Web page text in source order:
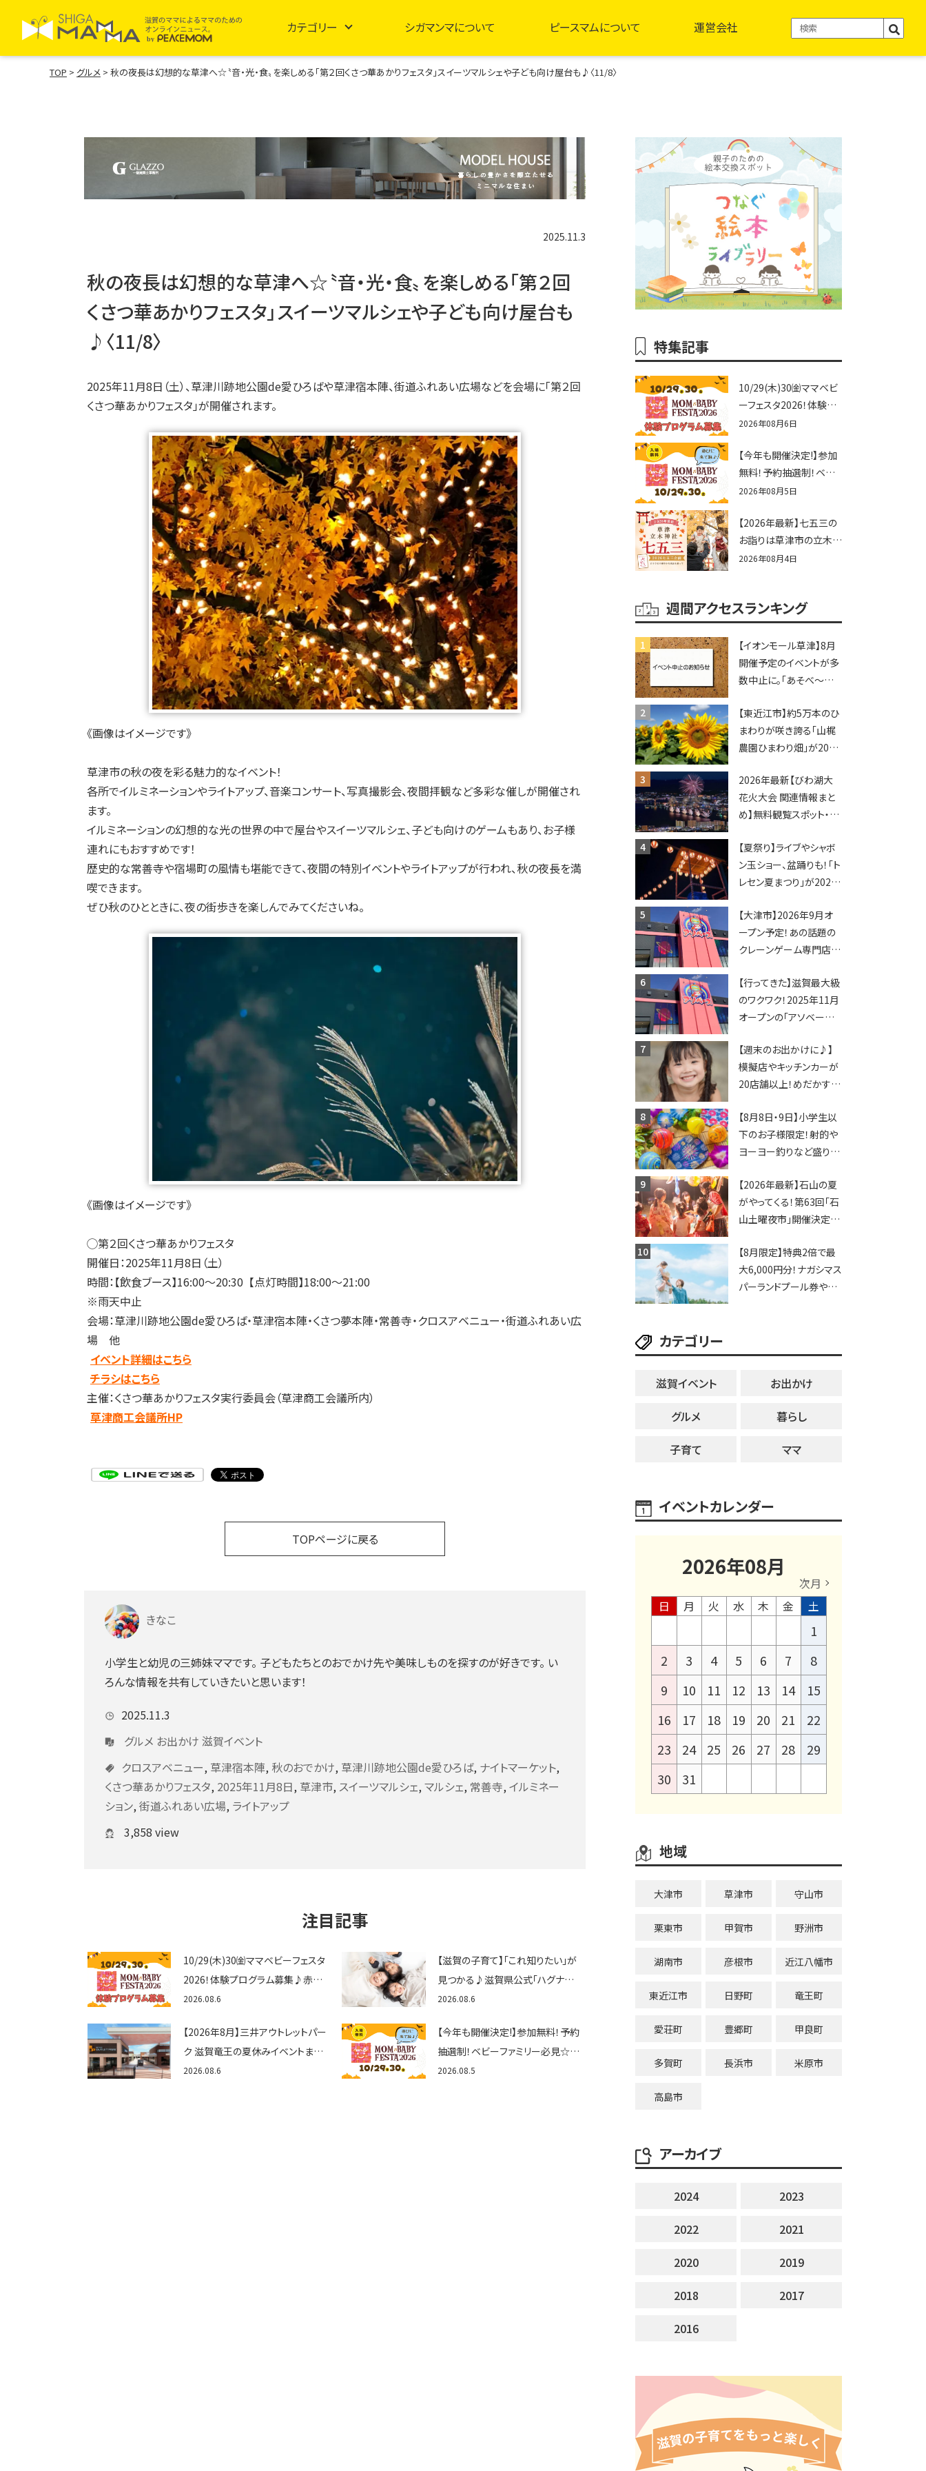
カテゴリー シガマンマについて ピースマムについて 運営会社
TOP > グルメ > 秋の夜長は幻想的な草津へ☆〝音・光・食〟を楽しめる「第２回くさつ華あかりフェスタ」スイーツマルシェや子ども向け屋台も♪〈11/8〉
2025.11.3
秋の夜長は幻想的な草津へ☆〝音・光・食〟を楽しめる「第２回
くさつ華あかりフェスタ」スイーツマルシェや子ども向け屋台も
♪〈11/8〉
2025年11月8日（土）、草津川跡地公園de愛ひろばや草津宿本陣、街道ふれあい広場などを会場に「第２回
くさつ華あかりフェスタ」が開催されます。
《画像はイメージです》
草津市の秋の夜を彩る魅力的なイベント！
各所でイルミネーションやライトアップ、音楽コンサート、写真撮影会、夜間拝観など多彩な催しが開催され
ます。
イルミネーションの幻想的な光の世界の中で屋台やスイーツマルシェ、子ども向けのゲームもあり、お子様
連れにもおすすめです！
歴史的な常善寺や宿場町の風情も堪能できて、夜間の特別イベントやライトアップが行われ、秋の夜長を満
喫できます。
ぜひ秋のひとときに、夜の街歩きを楽しんでみてくださいね。
《画像はイメージです》
◯第２回くさつ華あかりフェスタ
開催日：2025年11月8日（土）
時間：【飲食ブース】16:00〜20:30 【点灯時間】18:00〜21:00
※雨天中止
会場：草津川跡地公園de愛ひろば・草津宿本陣・くさつ夢本陣・常善寺・クロスアベニュー・街道ふれあい広
場 他
イベント詳細はこちら
チラシはこちら
主催：くさつ華あかりフェスタ実行委員会（草津商工会議所内）
草津商工会議所HP
TOPページに戻る
きなこ
小学生と幼児の三姉妹ママです。 子どもたちとのおでかけ先や美味しものを探すのが好きです。 い
ろんな情報を共有していきたいと思います！
2025.11.3
グルメ お出かけ 滋賀イベント
クロスアベニュー, 草津宿本陣, 秋のおでかけ, 草津川跡地公園de愛ひろば, ナイトマーケット,
くさつ華あかりフェスタ, 2025年11月8日, 草津市, スイーツマルシェ, マルシェ, 常善寺, イルミネー
ション, 街道ふれあい広場, ライトアップ
3,858 view
注目記事
10/29(木)30㈮ママベビーフェスタ
2026！体験プログラム募集♪赤ち
ゃん向けイベントに出演しません
2026.08.6
【滋賀の子育て】「これ知りたい」が
見つかる♪滋賀県公式「ハグナビ
しが」使ってる？おでかけ・制度・子
2026.08.6
【2026年8月】三井アウトレットパー
ク 滋賀竜王の夏休みイベントまと
め！びしょぬれ水あそび・激辛グル
2026.08.6
【今年も開催決定!】参加無料！予約
抽選制！ベビーファミリー必見☆入
場無料☆10/29(木)30(金)ママベ
2026.08.5
特集記事
10/29(木)30㈮ママベビ
ーフェスタ2026！体験プ
ログラム募集♪赤ちゃん
せんか？
2026年08月6日
【今年も開催決定!】参加
無料！予約抽選制！ベビ
ーファミリー必見☆入場
ママベビーフェスタ
2026！親子で楽しもう
♪inピエリ守山
2026年08月5日
【2026年最新】七五三の
お詣りは草津市の立木神
社へ♪七五三お祝い企
2026年08月4日
週間アクセスランキング
【イオンモール草津】8月
開催予定のイベントが多
数中止に。「あそべ〜る
ショーなど
【東近江市】約5万本のひ
まわりが咲き誇る「山梶
農園ひまわり畑」が2026
ポットやキッチンカーも
登場！何度も入園できる
フリーパスも販売★
2026年最新【びわ湖大
花火大会 関連情報まと
め】無料観覧スポット・同
ップ・交通規制に近隣施
設の駐車場情報なども
要チェック★
【夏祭り】ライブやシャボ
ン玉ショー、盆踊りも！「ト
レセン夏まつり」が2026
【大津市】2026年9月オ
ープン予定！あの話題の
クレーンゲーム専門店
ってくる！豊郷店に続く滋
賀2店舗目★
【行ってきた】滋賀最大級
のワクワク！2025年11月
オープンの「アソベース
レーンゲームで青果や日
用品までゲットできる新
スポット！
【週末のお出かけに♪】
模擬店やキッチンカーが
20店舗以上！めだかすく
ソングライターによるライ
ブなど。【和邇ふれあい夏
祭り】
【8月8日・9日】小学生以
下のお子様限定！射的や
ヨーヨー釣りなど盛りだ
ちびっこ縁日開催♪【モリ
ーブ】
【2026年最新】石山の夏
がやってくる！第63回「石
山土曜夜市」開催決定！
ージが勢揃い【7月18日・
25日・8月1日】大津市
【8月限定】特典2倍で最
大6,000円分！ナガシマス
パーランドプール券や人
カテゴリー
滋賀イベント
お出かけ
グルメ
暮らし
子育て
ママ
イベントカレンダー
2026年08月
次月
日
月 火 水 木 金 土
1
2
3 4 5 6 7
8
9
10 11 12 13 14
15
16
17 18 19 20 21
22
23
24 25 26 27 28
29
30
31
地域
大津市 草津市 守山市
栗東市 甲賀市 野洲市
湖南市 彦根市 近江八幡市
東近江市 日野町 竜王町
愛荘町 豊郷町 甲良町
多賀町 長浜市 米原市
高島市
アーカイブ
2024
2023
2022
2021
2020
2019
2018
2017
2016